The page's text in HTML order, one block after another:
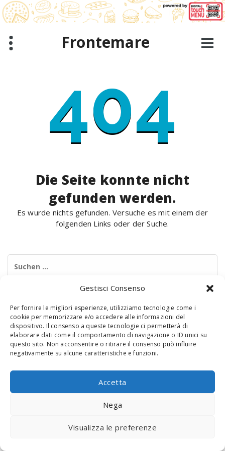
Gestisci Consenso
Per fornire le migliori esperienze, utilizziamo tecnologie come i
cookie per memorizzare e/o accedere alle informazioni del
dispositivo. Il consenso a queste tecnologie ci permetterà di
elaborare dati come il comportamento di navigazione o ID unici su
questo sito. Non acconsentire o ritirare il consenso può influire
negativamente su alcune caratteristiche e funzioni.
Accetta
Nega
Visualizza le preferenze
Zum
Inhalt
springen
Frontemare
404
Die Seite konnte nicht
gefunden werden.
Es wurde nichts gefunden. Versuche es mit einem der
folgenden Links oder der Suche.
© 2020 Digital Touch Menu. Menu realizzato da